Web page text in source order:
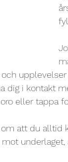
dig i kontakt
eller tappa
att du alltid